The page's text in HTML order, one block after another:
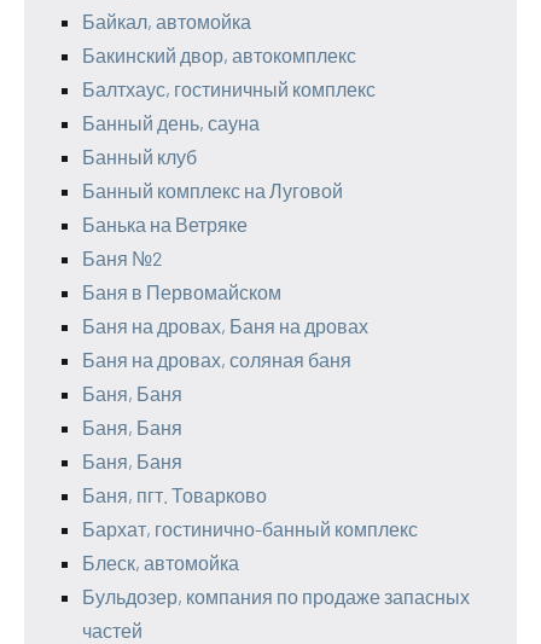
Байкал, автомойка
Бакинский двор, автокомплекс
Балтхаус, гостиничный комплекс
Банный день, сауна
Банный клуб
Банный комплекс на Луговой
Банька на Ветряке
Баня №2
Баня в Первомайском
Баня на дровах, Баня на дровах
Баня на дровах, соляная баня
Баня, Баня
Баня, Баня
Баня, Баня
Баня, пгт. Товарково
Бархат, гостинично-банный комплекс
Блеск, автомойка
Бульдозер, компания по продаже запасных
частей